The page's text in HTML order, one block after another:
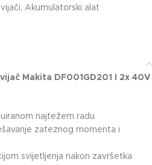
, Akumulatorski alat
Makita DF001GD201 I 2x 40V
najtežem radu
zateznog momenta i
svijetljenja nakon završetka